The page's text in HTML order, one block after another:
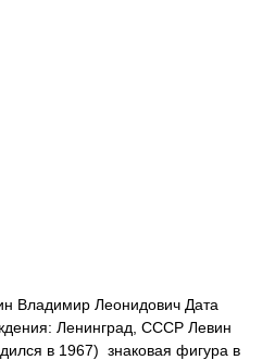
Владимир Леонидович Дата
Ленинград, СССР Левин
в 1967) знаковая фигура в